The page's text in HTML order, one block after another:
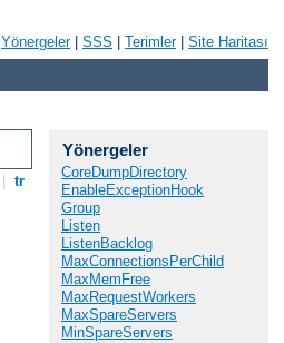
Yönergeler| SSS Terimler| Site Haritası
tr
Yönergeler
CoreDumpDirectory
EnableExceptionHook
Group
Listen
ListenBacklog
MaxConnectionsPerChild
MaxMemFree
MaxRequestWorkers
MaxSpareServers
MinSpareServers